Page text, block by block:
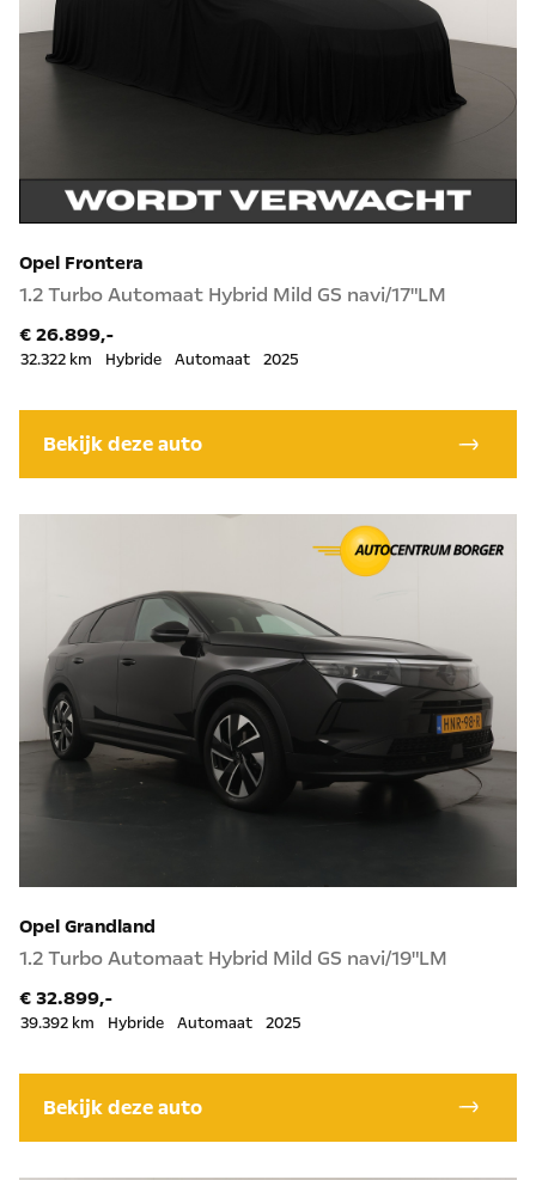
Opel Frontera
1.2 Turbo Automaat Hybrid Mild GS navi/17"LM
€ 26.899,-
32.322 km Hybride Automaat 2025
Bekijk deze auto
Opel Grandland
1.2 Turbo Automaat Hybrid Mild GS navi/19"LM
€ 32.899,-
39.392 km Hybride Automaat 2025
Bekijk deze auto